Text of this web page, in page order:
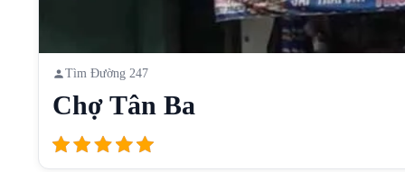
Tìm Đường 247
Chợ Tân Ba